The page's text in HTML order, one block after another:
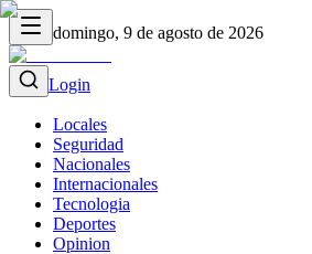
domingo, 9 de agosto de 2026
Login
Locales
Seguridad
Nacionales
Internacionales
Tecnologia
Deportes
Opinion